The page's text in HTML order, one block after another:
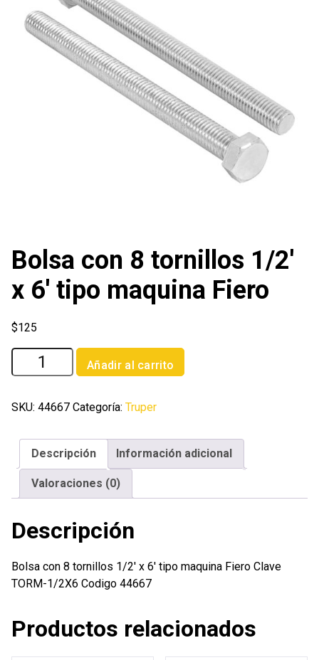
Bolsa con 8 tornillos 1/2′
x 6′ tipo maquina Fiero
$125
Bolsa
con
tornillos
tipo
maquina
cantidad
Añadir al carrito
SKU: 44667 Categoría: Truper
Descripción Información adicional
Valoraciones (0)
Descripción
Bolsa con 8 tornillos 1/2′ x 6′ tipo maquina Fiero Clave
TORM-1/2X6 Codigo 44667
Productos relacionados